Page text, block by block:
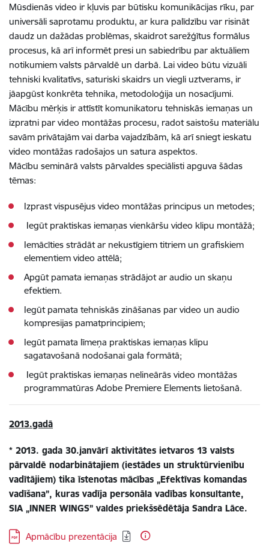
Mūsdienās video ir kļuvis par būtisku komunikācijas rīku, par
universāli saprotamu produktu, ar kura palīdzību var risināt
daudz un dažādas problēmas, skaidrot sarežģītus formālus
procesus, kā arī informēt presi un sabiedrību par aktuāliem
notikumiem valsts pārvaldē un darbā. Lai video būtu vizuāli
tehniski kvalitatīvs, saturiski skaidrs un viegli uztverams, ir
jāapgūst konkrēta tehnika, metodoloģija un nosacījumi.
Mācību mērķis ir attīstīt komunikatoru tehniskās iemaņas un
izpratni par video montāžas procesu, radot saistošu materiālu
savām privātajām vai darba vajadzībām, kā arī sniegt ieskatu
video montāžas radošajos un satura aspektos.
Mācību seminārā valsts pārvaldes speciālisti apguva šādas
tēmas:
Izprast vispusējus video montāžas principus un metodes;
Iegūt praktiskas iemaņas vienkāršu video klipu montāžā;
Iemācīties strādāt ar nekustīgiem titriem un grafiskiem
elementiem video attēlā;
Apgūt pamata iemaņas strādājot ar audio un skaņu
efektiem.
Iegūt pamata tehniskās zināšanas par video un audio
kompresijas pamatprincipiem;
Iegūt pamata līmeņa praktiskas iemaņas klipu
sagatavošanā nodošanai gala formātā;
Iegūt praktiskas iemaņas nelineārās video montāžas
programmatūras Adobe Premiere Elements lietošanā.
2013.gadā
* 2013. gada 30.janvārī aktivitātes ietvaros 13 valsts
pārvaldē nodarbinātajiem (iestādes un struktūrvienību
vadītājiem) tika īstenotas mācības „Efektīvas komandas
vadīšana”, kuras vadīja personāla vadības konsultante,
SIA „INNER WINGS” valdes priekšsēdētāja Sandra Lāce.
Lejupielādēt:
Apmācību prezentācija